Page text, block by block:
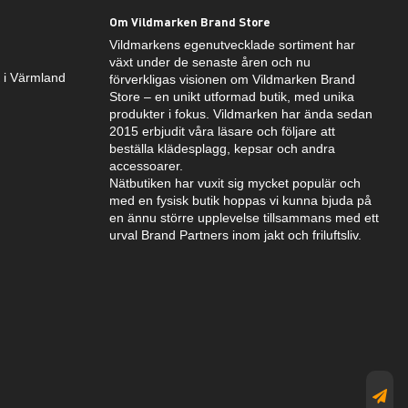
Värmland
Om Vildmarken Brand Store
Vildmarkens egenutvecklade sortiment har
växt under de senaste åren och nu
förverkligas visionen om Vildmarken Brand
Store – en unikt utformad butik, med unika
produkter i fokus. Vildmarken har ända sedan
2015 erbjudit våra läsare och följare att
beställa klädesplagg, kepsar och andra
accessoarer.
Nätbutiken har vuxit sig mycket populär och
med en fysisk butik hoppas vi kunna bjuda på
en ännu större upplevelse tillsammans med ett
urval Brand Partners inom jakt och friluftsliv.